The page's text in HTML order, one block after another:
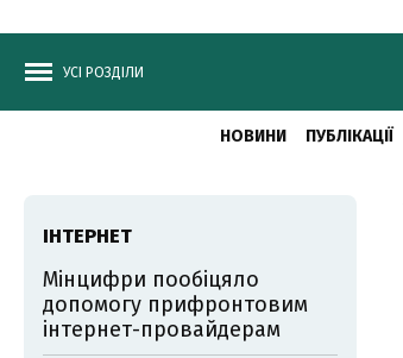
УСІ РОЗДІЛИ
НОВИНИ ПУБЛІКАЦІЇ
ІНТЕРНЕТ
Мінцифри пообіцяло
допомогу прифронтовим
інтернет-провайдерам